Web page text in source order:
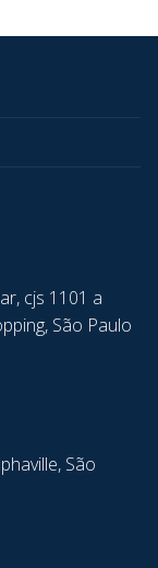
cjs 1101 a
São Paulo
São